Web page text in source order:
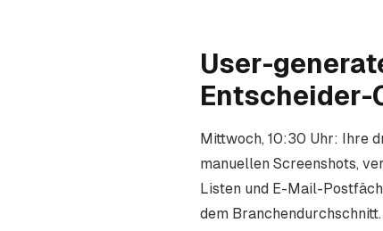
User-
Mittwoch, 10:30 Uhr: Ihre
manuellen Screenshots,
Listen und E-Mail-
dem Branchendurchschnitt.